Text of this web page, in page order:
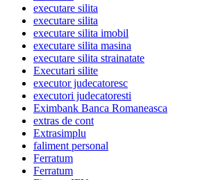
executare silita
executare silita
executare silita imobil
executare silita masina
executare silita strainatate
Executari silite
executor judecatoresc
executori judecatoresti
Eximbank Banca Romaneasca
extras de cont
Extrasimplu
faliment personal
Ferratum
Ferratum